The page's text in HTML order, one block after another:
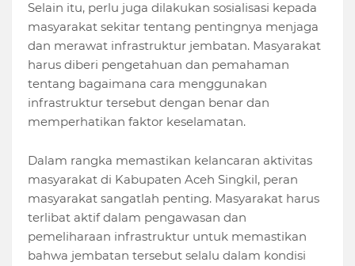
Selain itu, perlu juga dilakukan sosialisasi kepada
masyarakat sekitar tentang pentingnya menjaga
dan merawat infrastruktur jembatan. Masyarakat
harus diberi pengetahuan dan pemahaman
tentang bagaimana cara menggunakan
infrastruktur tersebut dengan benar dan
memperhatikan faktor keselamatan.
Dalam rangka memastikan kelancaran aktivitas
masyarakat di Kabupaten Aceh Singkil, peran
masyarakat sangatlah penting. Masyarakat harus
terlibat aktif dalam pengawasan dan
pemeliharaan infrastruktur untuk memastikan
bahwa jembatan tersebut selalu dalam kondisi